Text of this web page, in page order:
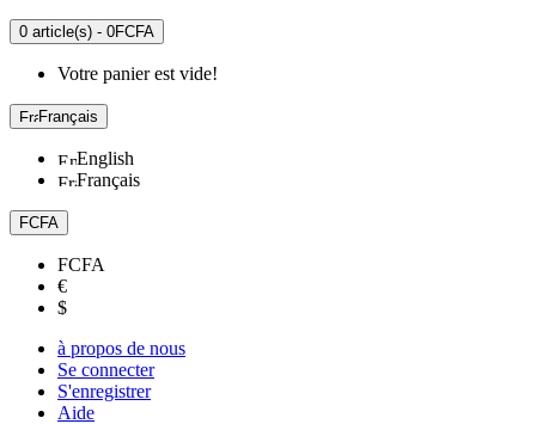
0 article(s) - 0FCFA
Votre panier est vide!
Français
English
Français
FCFA
FCFA
€
$
à propos de nous
Se connecter
S'enregistrer
Aide